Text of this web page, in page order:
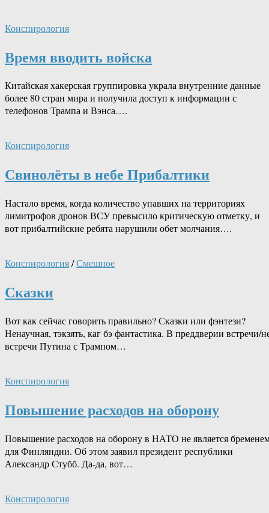
Конспирология
Время вводить войска
Китайская хакерская группировка украла внутренние данные
более 80 стран мира и получила доступ к информации с
телефонов Трампа и Вэнса….
Конспирология
Свинолёты в небе Прибалтики
Настало время, когда количество упавших на территориях
лимитрофов дронов ВСУ превысило критическую отметку, и
вот прибалтийские ребята нарушили обет молчания….
Конспирология/Смешное
Сказки
Вот как сейчас говорить правильно? Сказки или фэнтези?
Ненаучная, тэкзять, каг бэ фантастика. В преддверии встречи/
встречи Путина с Трампом…
Конспирология
Повышение расходов на оборону
Повышение расходов на оборону в НАТО не является
для Финляндии. Об этом заявил президент республики
Александр Стубб. Да-да, вот…
Конспирология